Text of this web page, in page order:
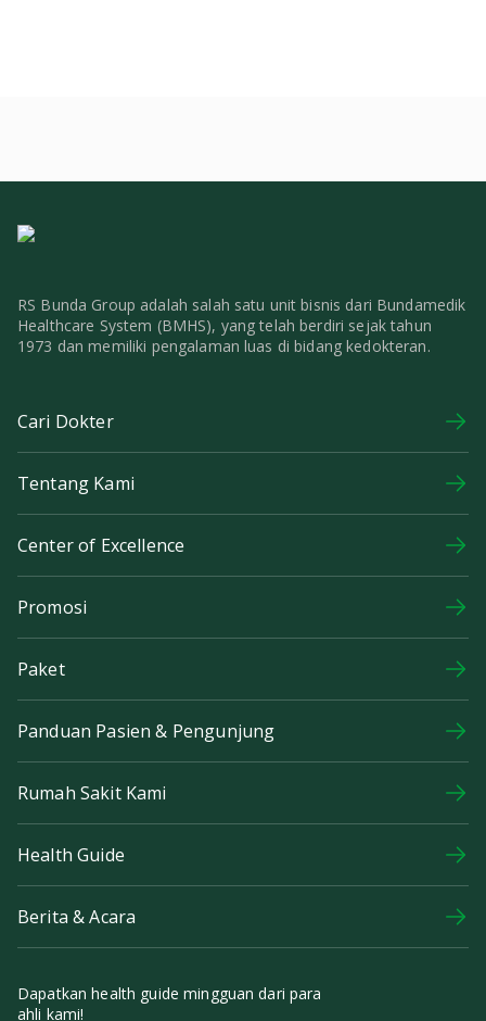
RS Bunda Group adalah salah satu unit bisnis dari Bundamedik
Healthcare System (BMHS), yang telah berdiri sejak tahun
1973 dan memiliki pengalaman luas di bidang kedokteran.
Cari Dokter
Tentang Kami
Center of Excellence
Promosi
Paket
Panduan Pasien & Pengunjung
Rumah Sakit Kami
Health Guide
Berita & Acara
Dapatkan health guide mingguan dari para
ahli kami!